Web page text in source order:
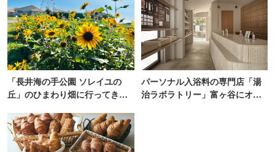
「長井海の手公園 ソレイユの
丘」のひまわり畑に行ってき
【2026】
パーソナル入浴料の専門店「湯
治ラボラトリー」富ヶ谷にオー